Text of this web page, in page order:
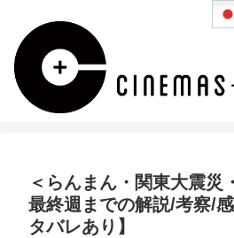
＜らんまん・関東大震災
最終週までの解説/考察/
タバレあり】